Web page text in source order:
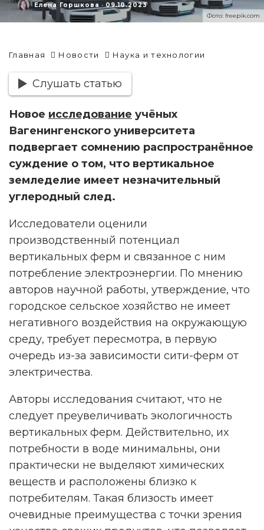
Фото: freepik.com
Елена Горшкова · 09.10.2023
Главная Новости Наука и технологии
Слушать статью
Новое исследование учёных
Вагенингенского университета
подвергает сомнению распространённое
суждение о том, что вертикальное
земледелие имеет незначительный
углеродный след.
Исследователи оценили
производственный потенциал
вертикальных ферм и связанное с ним
потребление электроэнергии. По мнению
авторов научной работы, утверждение, что
городское сельское хозяйство не имеет
негативного воздействия на окружающую
среду, требует пересмотра, в первую
очередь из-за зависимости сити-ферм от
электричества.
Авторы исследования считают, что не
следует преувеличивать экологичность
вертикальных ферм. Действительно, их
потребности в воде минимальны, они
практически не выделяют химических
веществ и расположены близко к
потребителям. Такая близость имеет
очевидные преимущества с точки зрения